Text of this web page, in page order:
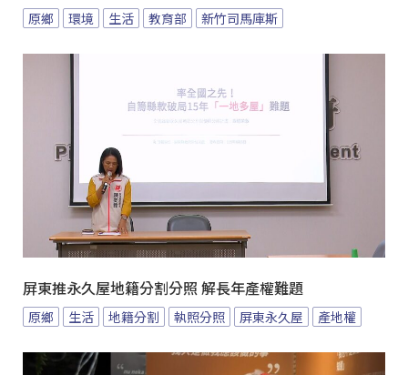
原鄉 環境 生活 教育部 新竹司馬庫斯
屏東推永久屋地籍分割分照 解長年產權難題
原鄉 生活 地籍分割 執照分照 屏東永久屋 產地權